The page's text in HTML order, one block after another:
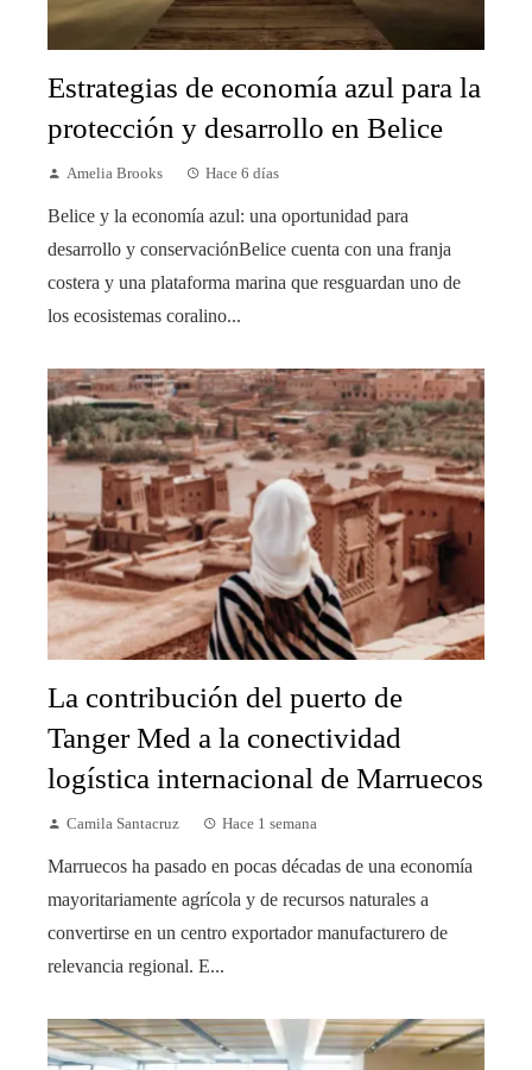
Estrategias de economía azul para la
protección y desarrollo en Belice
Amelia Brooks Hace 6 días
Belice y la economía azul: una oportunidad para
desarrollo y conservaciónBelice cuenta con una franja
costera y una plataforma marina que resguardan uno de
los ecosistemas coralino...
La contribución del puerto de
Tanger Med a la conectividad
logística internacional de Marruecos
Camila Santacruz Hace 1 semana
Marruecos ha pasado en pocas décadas de una economía
mayoritariamente agrícola y de recursos naturales a
convertirse en un centro exportador manufacturero de
relevancia regional. E...